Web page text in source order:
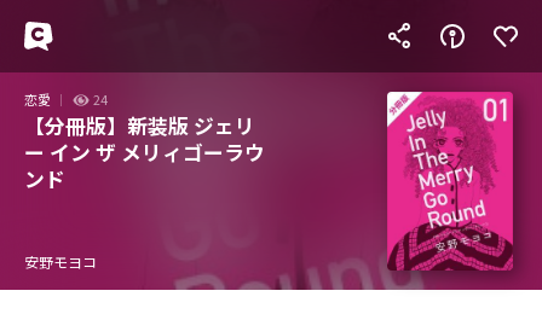
恋愛 24
【分冊版】新装版 ジェリ
ー イン ザ メリィゴーラウ
ンド
安野モヨコ